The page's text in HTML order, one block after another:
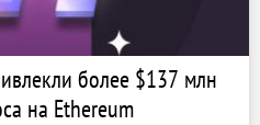
более $137 млн
на Ethereum